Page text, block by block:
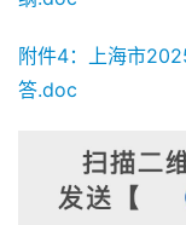
附件4：上海市
答.doc